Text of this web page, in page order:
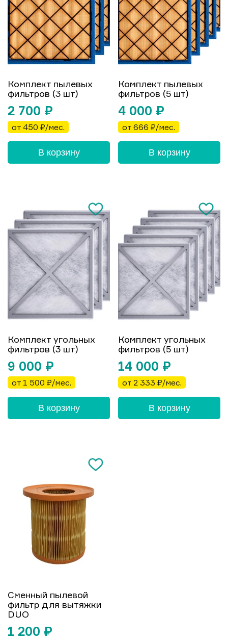
Комплект пылевых
фильтров (3 шт)
2 700 ₽
от 450 ₽/мес.
В корзину
Комплект пылевых
фильтров (5 шт)
4 000 ₽
от 666 ₽/мес.
В корзину
Комплект угольных
фильтров (3 шт)
9 000 ₽
от 1 500 ₽/мес.
В корзину
Комплект угольных
фильтров (5 шт)
14 000 ₽
от 2 333 ₽/мес.
В корзину
Сменный пылевой
фильтр для вытяжки
DUO
1 200 ₽